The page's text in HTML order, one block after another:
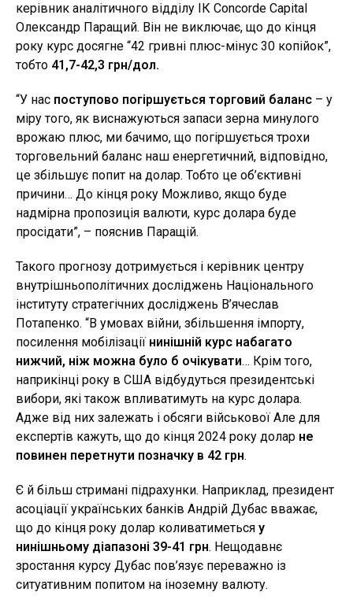
керівник аналітичного відділу ІК Concorde Capital
Олександр Паращий. Він не виключає, що до кінця
року курс досягне “42 гривні плюс-мінус 30 копійок”,
тобто 41,7-42,3 грн/дол.
“У нас поступово погіршується торговий баланс – у
міру того, як виснажуються запаси зерна минулого
врожаю плюс, ми бачимо, що погіршується трохи
торговельний баланс наш енергетичний, відповідно,
це збільшує попит на долар. Тобто це об’єктивні
причини… До кінця року Можливо, якщо буде
надмірна пропозиція валюти, курс долара буде
просідати”, – пояснив Паращій.
Такого прогнозу дотримується і керівник центру
внутрішньополітичних досліджень Національного
інституту стратегічних досліджень В’ячеслав
Потапенко. “В умовах війни, збільшення імпорту,
посилення мобілізації нинішній курс набагато
нижчий, ніж можна було б очікувати… Крім того,
наприкінці року в США відбудуться президентські
вибори, які також впливатимуть на курс долара.
Адже від них залежать і обсяги військової Але для
експертів кажуть, що до кінця 2024 року долар не
повинен перетнути позначку в 42 грн.
Є й більш стримані підрахунки. Наприклад, президент
асоціації українських банків Андрій Дубас вважає,
що до кінця року долар коливатиметься у
нинішньому діапазоні 39-41 грн. Нещодавнє
зростання курсу Дубас пов’язує переважно із
ситуативним попитом на іноземну валюту.